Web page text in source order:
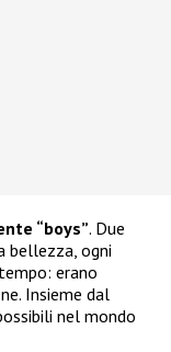
“boys”. Due
bellezza, ogni
erano
Insieme dal
nel mondo